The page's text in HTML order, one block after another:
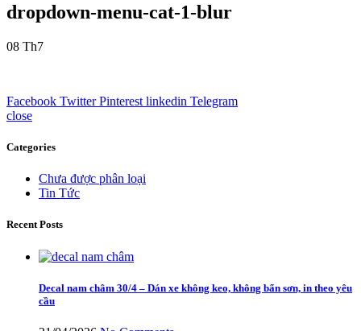
dropdown-menu-cat-1-blur
08 Th7
Facebook Twitter Pinterest linkedin Telegram
close
Categories
Chưa được phân loại
Tin Tức
Recent Posts
Decal nam châm 30/4 – Dán xe không keo, không bẩn sơn, in theo yêu
cầu